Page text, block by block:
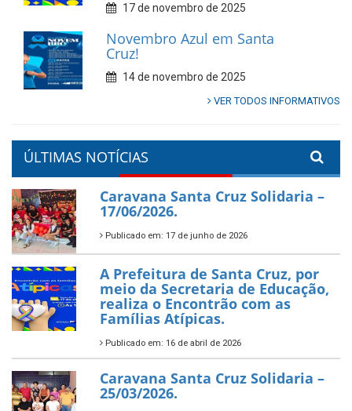
17 de novembro de 2025
Novembro Azul em Santa
Cruz!
14 de novembro de 2025
VER TODOS INFORMATIVOS
ÚLTIMAS NOTÍCIAS
Caravana Santa Cruz Solidaria –
17/06/2026.
Publicado em: 17 de junho de 2026
A Prefeitura de Santa Cruz, por
meio da Secretaria de Educação,
realiza o Encontrão com as
Famílias Atípicas.
Publicado em: 16 de abril de 2026
Caravana Santa Cruz Solidaria –
25/03/2026.